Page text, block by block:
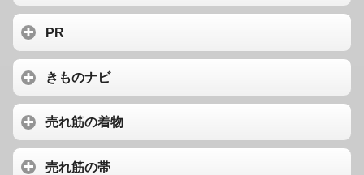
PR
きものナビ
売れ筋の着物
売れ筋の帯